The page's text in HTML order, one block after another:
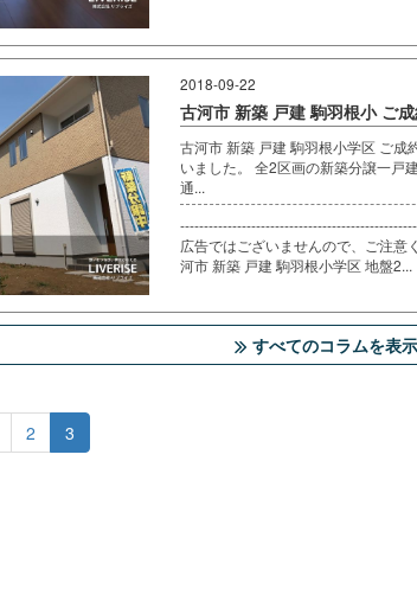
2018-09-22
古河市 新築 戸建 駒羽根小 ご
古河市 新築 戸建 駒羽根小学区 ご成
いました。 全2区画の新築分譲一戸
通...
広告ではございませんので、ご注意
河市 新築 戸建 駒羽根小学区 地盤2...
すべてのコラムを表示
2 3